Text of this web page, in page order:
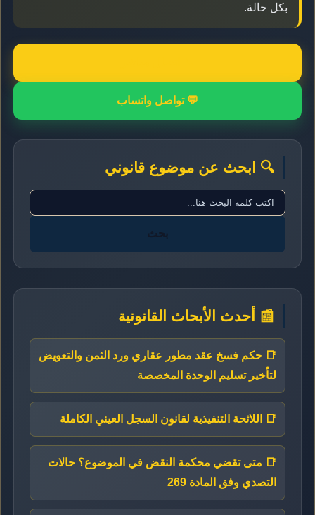
بكل حالة.
💬 تواصل واتساب
🔍 ابحث عن موضوع قانوني
بحث
📰 أحدث الأبحاث القانونية
📑 حكم فسخ عقد مطور عقاري ورد الثمن والتعويض
لتأخير تسليم الوحدة المخصصة
📑 اللائحة التنفيذية لقانون السجل العيني الكاملة
📑 متى تقضي محكمة النقض في الموضوع؟ حالات
التصدي وفق المادة 269